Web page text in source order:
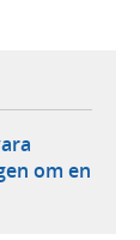
om en